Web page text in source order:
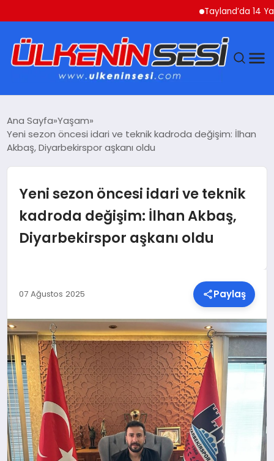
Tayland’da 14
EKONOMI
SAĞLIK
SPOR
TEKNOLOJI
YAŞAM
MALATYA HABERLERI
Ana Sayfa Yaşam
Yeni sezon öncesi idari ve teknik kadroda değişim: İlhan
Akbaş, Diyarbekirspor aşkanı oldu
Yeni sezon öncesi idari ve teknik
kadroda değişim: İlhan Akbaş,
Diyarbekirspor aşkanı oldu
07 Ağustos 2025 Paylaş